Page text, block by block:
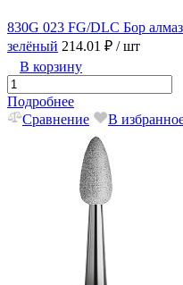
830G 023 FG/DLC Бор
зелёный 214.01 ₽ / шт
В корзину
Подробнее
Сравнение
В